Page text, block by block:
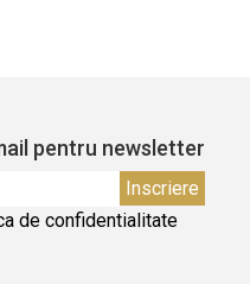
pentru newsletter
de confidentialitate